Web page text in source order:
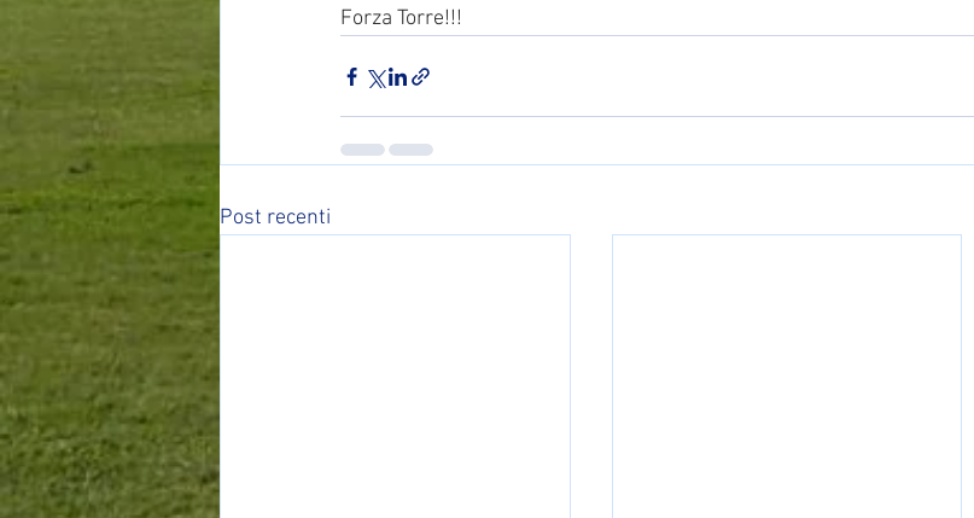
Forza Torre!!!
Post recenti